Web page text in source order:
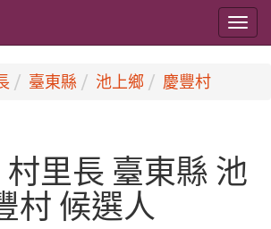
臺東縣 池上鄉 慶豐村
里長 臺東縣 池
村 候選人